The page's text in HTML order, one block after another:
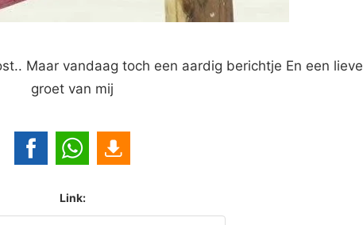
Maar vandaag toch een aardig berichtje En een lieve
groet van mij
Link: